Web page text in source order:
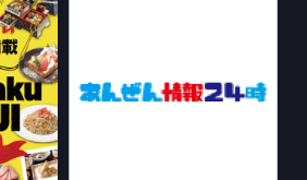
た。
WTV NEWS6【WAKAYAMA SDGs】の
情報を更新しました。